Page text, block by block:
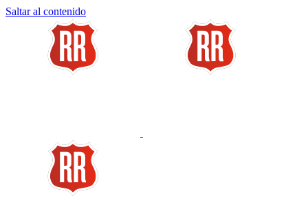
Saltar al contenido